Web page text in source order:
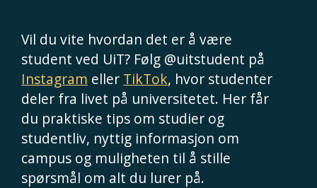
Vil du vite hvordan det er å være
student ved UiT? Følg @uitstudent på
Instagram eller TikTok, hvor studenter
deler fra livet på universitetet. Her får
du praktiske tips om studier og
studentliv, nyttig informasjon om
campus og muligheten til å stille
spørsmål om alt du lurer på.